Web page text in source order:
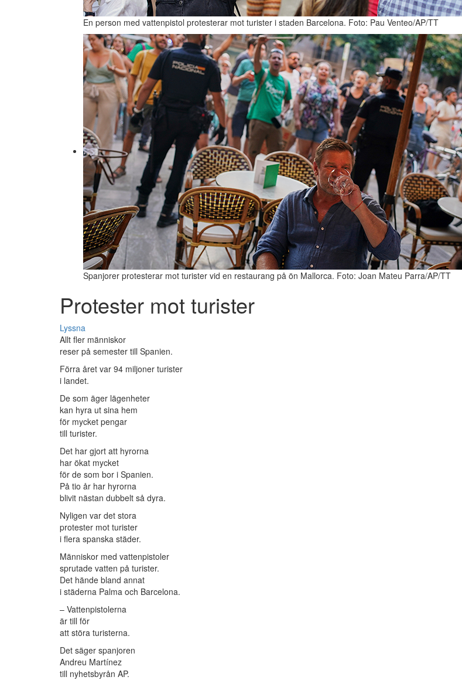
En person med vattenpistol protesterar mot turister i staden Barcelona. Foto: Pau Venteo/AP/TT
Spanjorer protesterar mot turister vid en restaurang på ön Mallorca. Foto: Joan Mateu Parra/AP/TT
Protester mot turister
Lyssna
Allt fler människor
reser på semester till Spanien.
Förra året var 94 miljoner turister
i landet.
De som äger lägenheter
kan hyra ut sina hem
för mycket pengar
till turister.
Det har gjort att hyrorna
har ökat mycket
för de som bor i Spanien.
På tio år har hyrorna
blivit nästan dubbelt så dyra.
Nyligen var det stora
protester mot turister
i flera spanska städer.
Människor med vattenpistoler
sprutade vatten på turister.
Det hände bland annat
i städerna Palma och Barcelona.
– Vattenpistolerna
är till för
att störa turisterna.
Det säger spanjoren
Andreu Martínez
till nyhetsbyrån AP.